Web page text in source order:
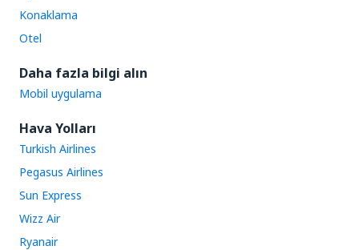
Konaklama
Otel
Daha fazla bilgi alın
Mobil uygulama
Hava Yolları
Turkish Airlines
Pegasus Airlines
Sun Express
Wizz Air
Ryanair